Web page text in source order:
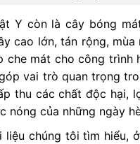
Y còn là cây bóng
cao lớn, tán rộng, mùa
che mát cho công trình
vai trò quan trọng
thu các chất độc hại,
nóng của những ngày
liệu chúng tôi tìm hiểu,